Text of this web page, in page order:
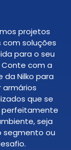
projetos
com soluções
para o seu
com a
da Nilko para
armários
que se
seja
segmento ou